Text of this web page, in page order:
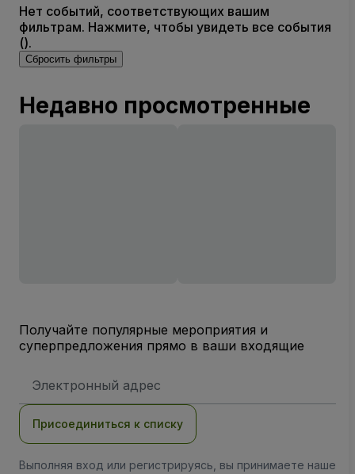
Нет событий, соответствующих вашим
фильтрам. Нажмите, чтобы увидеть все события
().
Сбросить фильтры
Недавно просмотренные
Получайте популярные мероприятия и
суперпредложения прямо в ваши входящие
электронной
Присоединиться к списку
Выполняя вход или регистрируясь, вы принимаете наше